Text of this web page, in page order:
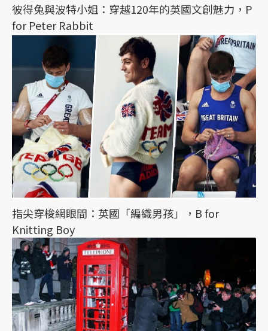
彼得兔與波特小姐：穿越120年的英國文創魅力，P
for Peter Rabbit
指尖穿梭網眼間：英國「編織男孩」，B for
Knitting Boy